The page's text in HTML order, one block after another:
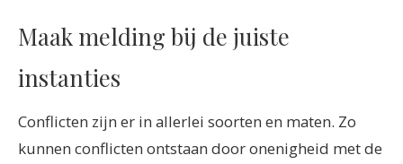
Maak melding bij de juiste
instanties
Conflicten zijn er in allerlei soorten en maten. Zo
kunnen conflicten ontstaan door onenigheid met de